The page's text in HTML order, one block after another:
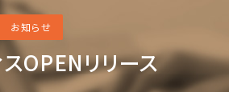
お知らせ
OPENリリース